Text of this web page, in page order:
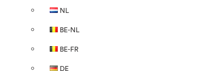
NL
BE-NL
BE-FR
DE